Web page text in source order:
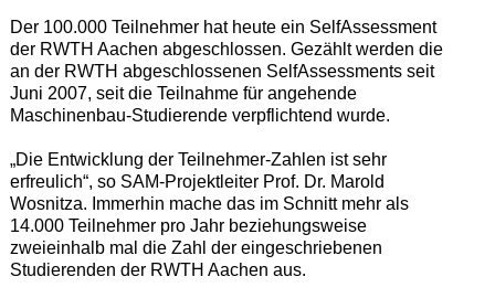
Der 100.000 Teilnehmer hat heute ein SelfAssessment
der RWTH Aachen abgeschlossen. Gezählt werden die
an der RWTH abgeschlossenen SelfAssessments seit
Juni 2007, seit die Teilnahme für angehende
Maschinenbau-Studierende verpflichtend wurde.
„Die Entwicklung der Teilnehmer-Zahlen ist sehr
erfreulich“, so SAM-Projektleiter Prof. Dr. Marold
Wosnitza. Immerhin mache das im Schnitt mehr als
14.000 Teilnehmer pro Jahr beziehungsweise
zweieinhalb mal die Zahl der eingeschriebenen
Studierenden der RWTH Aachen aus.